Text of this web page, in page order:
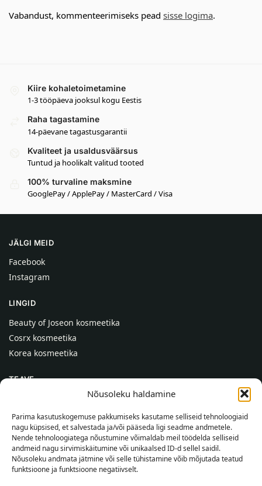
Nõusoleku haldamine
Parima kasutuskogemuse pakkumiseks kasutame selliseid tehnoloogiaid
nagu küpsised, et salvestada ja/või pääseda ligi seadme andmetele.
Nende tehnoloogiatega nõustumine võimaldab meil töödelda selliseid
andmeid nagu sirvimiskäitumine või unikaalsed ID-d sellel saidil.
Nõusoleku andmata jätmine või selle tühistamine võib mõjutada teatud
funktsioone ja funktsioone negatiivselt.
Vabandust, kommenteerimiseks pead sisse logima.
Kiire kohaletoimetamine
1-3 tööpäeva jooksul kogu Eestis
Raha tagastamine
14-päevane tagastusgarantii
Kvaliteet ja usaldusväärsus
Tuntud ja hoolikalt valitud tooted
100% turvaline maksmine
GooglePay / ApplePay / MasterCard / Visa
JÄLGI MEID
Facebook
Instagram
LINGID
Beauty of Joseon kosmeetika
Cosrx kosmeetika
Korea kosmeetika
TEAVE
Kontaktid
Abi
TEAVE OSTJALE
Tarnetingimused